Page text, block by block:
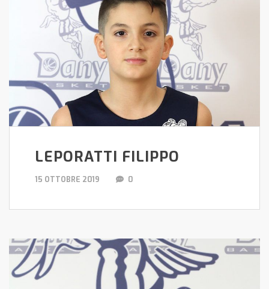
LEPORATTI FILIPPO
15 OTTOBRE 2019 0